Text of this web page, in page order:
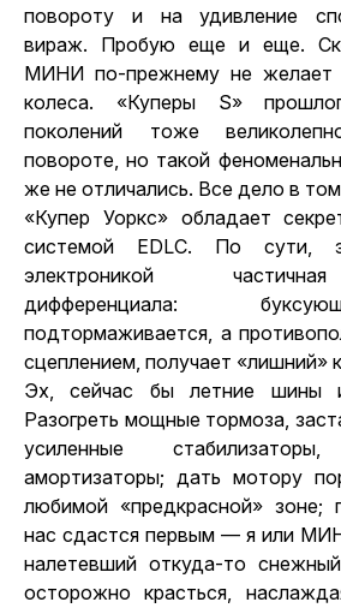
повороту и на удивление
вираж. Пробую еще и еще.
МИНИ по-прежнему не желает
колеса. «Куперы S»
поколений тоже
повороте, но такой
же не отличались. Все дело в
«Купер Уоркс» обладает
системой EDLC. По сути,
электроникой
дифференциала:
подтормаживается, а
сцеплением, получает «лишний»
Эх, сейчас бы летние шины
Разогреть мощные тормоза,
усиленные
амортизаторы; дать мотору
любимой «предкрасной» зоне;
нас сдастся первым — я или
налетевший откуда-то
осторожно красться,